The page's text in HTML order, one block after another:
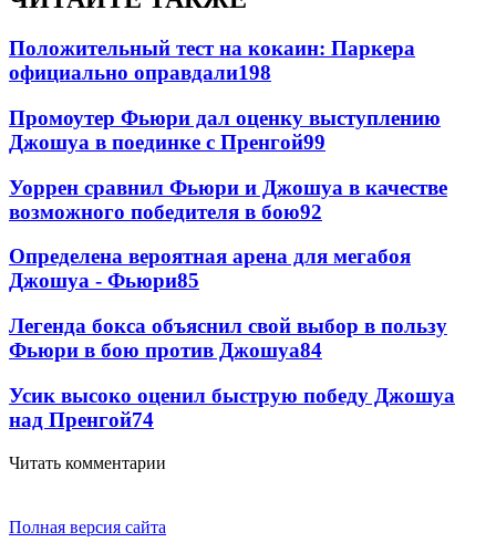
Положительный тест на кокаин: Паркера
официально оправдали198
Промоутер Фьюри дал оценку выступлению
Джошуа в поединке с Пренгой99
Уоррен сравнил Фьюри и Джошуа в качестве
возможного победителя в бою92
Определена вероятная арена для мегабоя
Джошуа - Фьюри85
Легенда бокса объяснил свой выбор в пользу
Фьюри в бою против Джошуа84
Усик высоко оценил быструю победу Джошуа
над Пренгой74
Читать комментарии
Полная версия сайта